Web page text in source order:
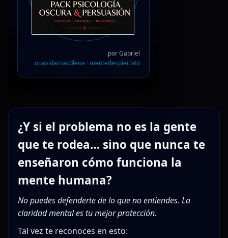
por Gabriel
unavidamasplena · mentedespiertatv
¿Y si el problema no es la gente
que te rodea… sino que nunca te
enseñaron cómo funciona la
mente humana?
No puedes defenderte de lo que no entiendes. La
claridad mental es tu mejor protección.
Tal vez te reconoces en esto: